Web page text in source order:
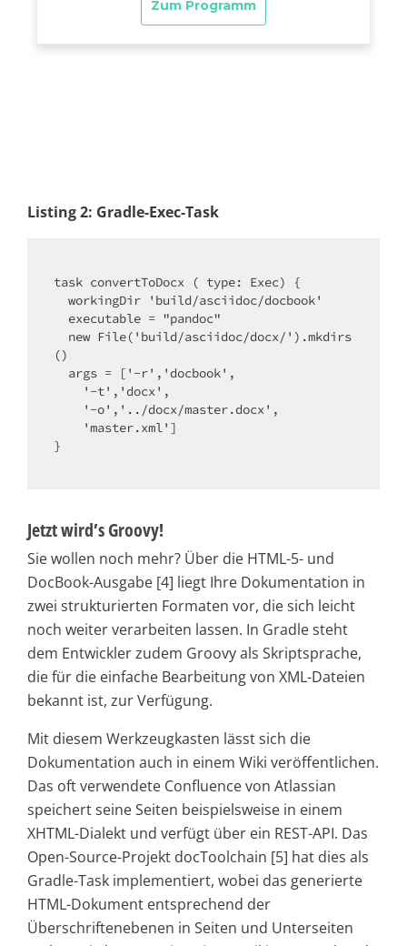
Listing 2: Gradle-Exec-Task
task convertToDocx ( type: Exec) {
()
}
Jetzt wird’s Groovy!
Sie wollen noch mehr? Über die HTML-5- und
DocBook-Ausgabe [4] liegt Ihre Dokumentation in
zwei strukturierten Formaten vor, die sich leicht
noch weiter verarbeiten lassen. In Gradle steht
dem Entwickler zudem Groovy als Skriptsprache,
die für die einfache Bearbeitung von XML-Dateien
bekannt ist, zur Verfügung.
Mit diesem Werkzeugkasten lässt sich die
Dokumentation auch in einem Wiki veröffentlichen.
Das oft verwendete Confluence von Atlassian
speichert seine Seiten beispielsweise in einem
XHTML-Dialekt und verfügt über ein REST-API. Das
Open-Source-Projekt docToolchain [5] hat dies als
Gradle-Task implementiert, wobei das generierte
HTML-Dokument entsprechend der
Überschriftenebenen in Seiten und Unterseiten